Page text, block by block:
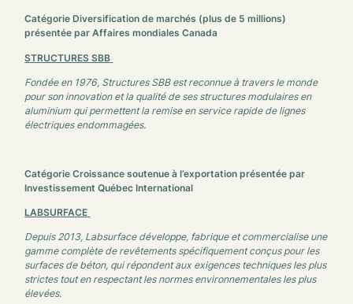
Catégorie Diversification de marchés (plus de 5 millions)
présentée par Affaires mondiales Canada
STRUCTURES SBB
Fondée en 1976, Structures SBB est reconnue à travers le monde
pour son innovation et la qualité de ses structures modulaires en
aluminium qui permettent la remise en service rapide de lignes
électriques endommagées.
Catégorie Croissance soutenue à l’exportation présentée par
Investissement Québec International
LABSURFACE
Depuis 2013, Labsurface développe, fabrique et commercialise une
gamme complète de revêtements spécifiquement conçus pour les
surfaces de béton, qui répondent aux exigences techniques les plus
strictes tout en respectant les normes environnementales les plus
élevées.